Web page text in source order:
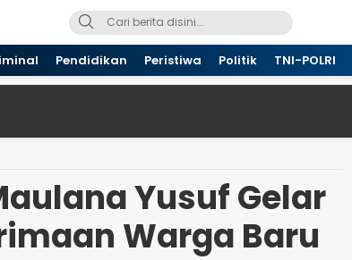
Pendidikan Peristiwa Politik TNI-POLRI
Yusuf Gelar
Warga Baru